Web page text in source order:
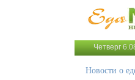
Четверг
Новости о